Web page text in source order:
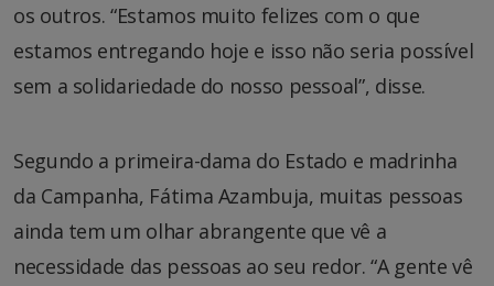
os outros. “Estamos muito felizes com o que
estamos entregando hoje e isso não seria possível
sem a solidariedade do nosso pessoal”, disse.
Segundo a primeira-dama do Estado e madrinha
da Campanha, Fátima Azambuja, muitas pessoas
ainda tem um olhar abrangente que vê a
necessidade das pessoas ao seu redor. “A gente vê